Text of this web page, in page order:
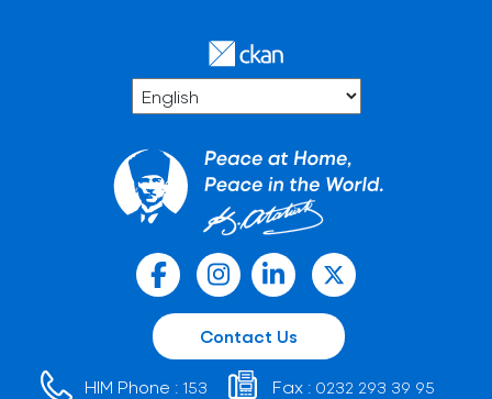
Contact Us
HIM Phone : 153 Fax : 0232 293 39 95